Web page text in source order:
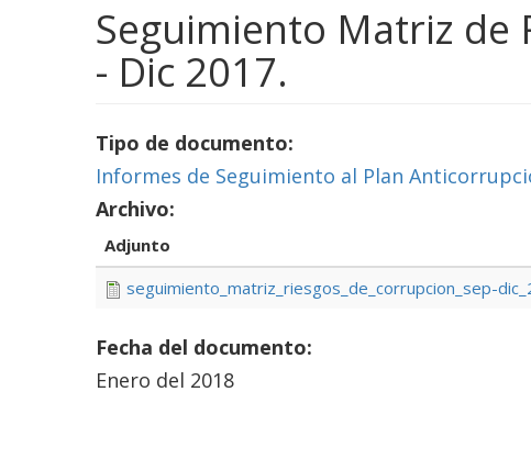
Seguimiento Matriz de
- Dic 2017.
Tipo de documento:
Informes de Seguimiento al Plan
Archivo:
Adjunto
seguimiento_matriz_riesgos_de_corrupcion_sep-
Fecha del documento:
Enero del 2018